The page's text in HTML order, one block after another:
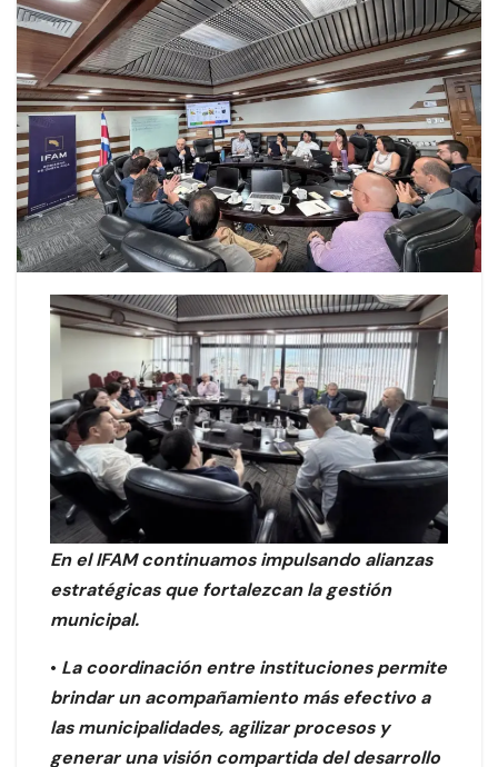
En el IFAM continuamos impulsando alianzas
estratégicas que fortalezcan la gestión
municipal.
• Lacoordinación entre instituciones permite
brindar un acompañamiento más efectivo a
las municipalidades, agilizar procesos y
generar una visión compartida del desarrollo